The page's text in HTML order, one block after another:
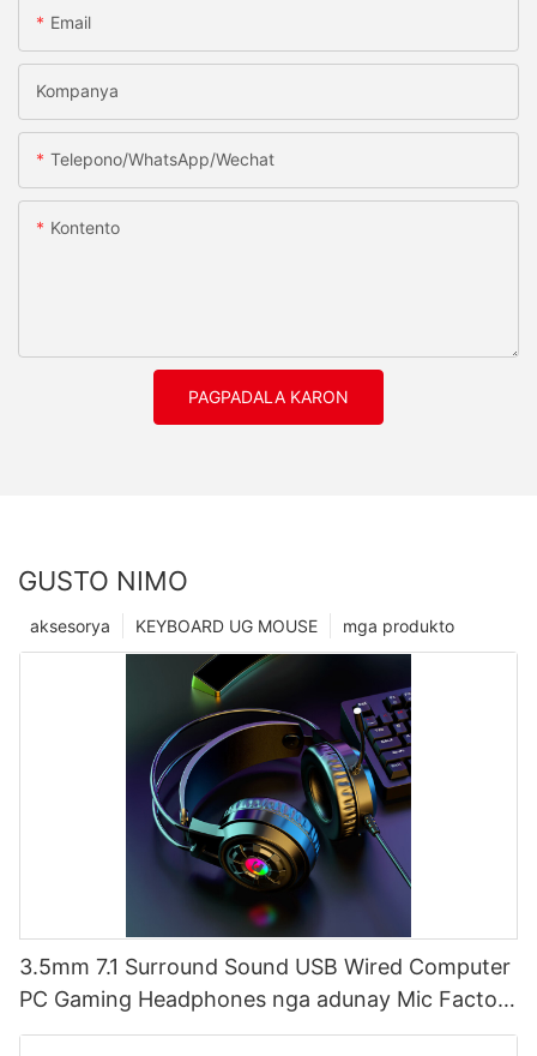
Email
Kompanya
Telepono/whatsApp/wechat
Kontento
PAGPADALA KARON
GUSTO NIMO
mga produkto
KEYBOARD UG MOUSE
aksesorya
3.5mm 7.1 Surround Sound USB Wired Computer
PC Gaming Headphones nga adunay Mic Factory
G550